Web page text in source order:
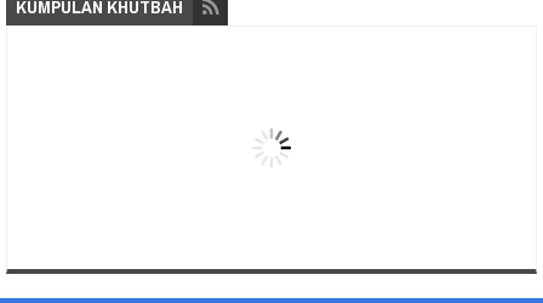
KUMPULAN KHUTBAH